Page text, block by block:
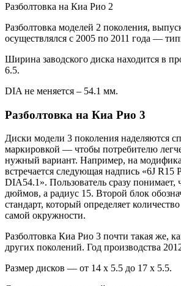
Разболтовка на Киа Рио 2
Разболтовка моделей 2 поколения,
осуществлялся с 2005 по 2011 года —
Ширина заводского диска находится в
6.5.
DIA не меняется – 54.1 мм.
Разболтовка на Киа Рио 3
Диски модели 3 поколения наделяются
маркировкой — чтобы потребителю
нужный вариант. Например, на
встречается следующая надпись «6J
DIA54.1». Пользователь сразу понимает,
дюймов, а радиус 15. Второй блок
стандарт, который определяет
самой окружности.
Разболтовка Киа Рио 3 почти такая же,
других поколений. Год производства
Размер дисков — от 14 х 5.5 до 17 х 5.5.